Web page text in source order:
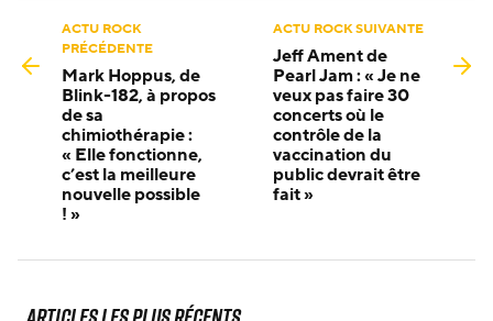
ACTU ROCK
PRÉCÉDENTE
Mark Hoppus, de
Blink-182, à propos
de sa
chimiothérapie :
« Elle fonctionne,
c’est la meilleure
nouvelle possible
! »
ACTU ROCK SUIVANTE
Jeff Ament de
Pearl Jam : « Je ne
veux pas faire 30
concerts où le
contrôle de la
vaccination du
public devrait être
fait »